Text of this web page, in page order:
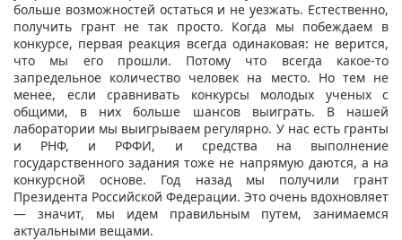
больше возможностей остаться и не уезжать. Естественно,
получить грант не так просто. Когда мы побеждаем в
конкурсе, первая реакция всегда одинаковая: не верится,
что мы его прошли. Потому что всегда какое-то
запредельное количество человек на место. Но тем не
менее, если сравнивать конкурсы молодых ученых с
общими, в них больше шансов выиграть. В нашей
лаборатории мы выигрываем регулярно. У нас есть гранты
и РНФ, и РФФИ, и средства на выполнение
государственного задания тоже не напрямую даются, а на
конкурсной основе. Год назад мы получили грант
Президента Российской Федерации. Это очень вдохновляет
— значит, мы идем правильным путем, занимаемся
актуальными вещами.